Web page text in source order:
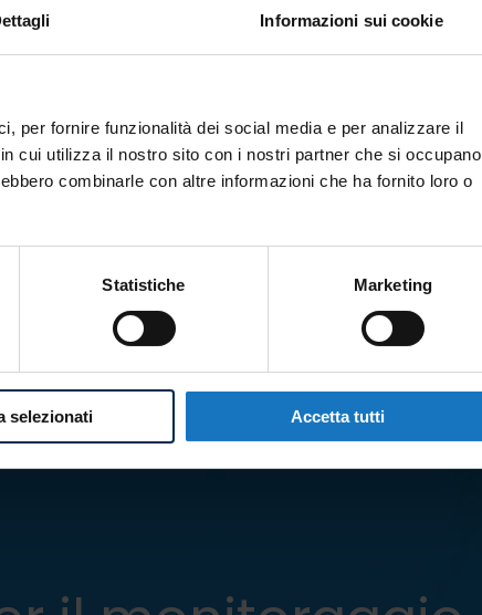
Informazioni sui cookie
per fornire funzionalità dei social media e per analizzare il
cui utilizza il nostro sito con i nostri partner che si occupano
combinarle con altre informazioni che ha fornito loro o
Statistiche Marketing
selezionati Accetta tutti